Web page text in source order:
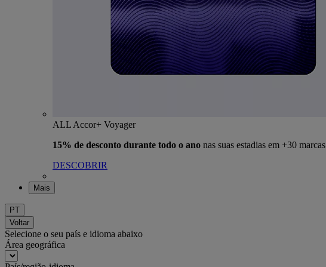
ALL Accor+ Voyager
15% de desconto durante todo o ano nas suas estadias em +30 marcas
DESCOBRIR
Mais
PT
Voltar
Selecione o seu país e idioma abaixo
Área geográfica